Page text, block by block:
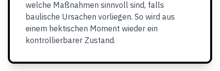
welche Maßnahmen sinnvoll sind, falls
baulische Ursachen vorliegen. So wird aus
einem hektischen Moment wieder ein
kontrollierbarer Zustand.